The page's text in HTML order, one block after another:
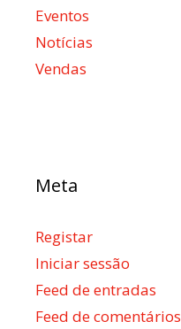
Eventos
Notícias
Vendas
Meta
Registar
Iniciar sessão
Feed de entradas
Feed de comentários